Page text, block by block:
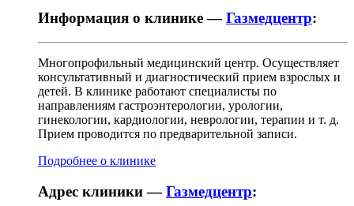
Информация о клинике —Газмедцентр:
Многопрофильный медицинский центр. Осуществляет
консультативный и диагностический прием взрослых и
детей. В клинике работают специалисты по
направлениям гастроэнтерологии, урологии,
гинекологии, кардиологии, неврологии, терапии и т. д.
Прием проводится по предварительной записи.
Подробнее о клинике
Адрес клиники —Газмедцентр: